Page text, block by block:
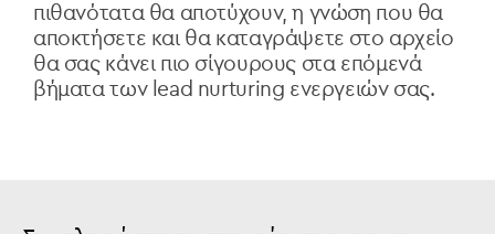
πιθανότατα θα αποτύχουν, η γνώση που θα
αποκτήσετε και θα καταγράψετε στο αρχείο
θα σας κάνει πιο σίγουρους στα επόμενά
βήματα των lead nurturing ενεργειών σας.